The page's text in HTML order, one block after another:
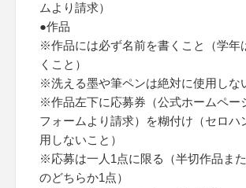
ムより請求）
●作品
※作品には必ず名前を書くこと（学年
くこと）
※洗える墨や筆ペンは絶対に使用しな
※作品左下に応募券（公式ホームペー
フォームより請求）を糊付け（セロハ
用しないこと）
※応募は一人1点に限る（半切作品ま
のどちらか1点）